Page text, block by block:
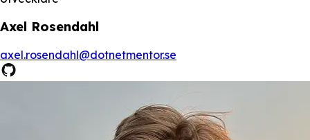
Axel Rosendahl
axel.rosendahl@dotnetmentor.se